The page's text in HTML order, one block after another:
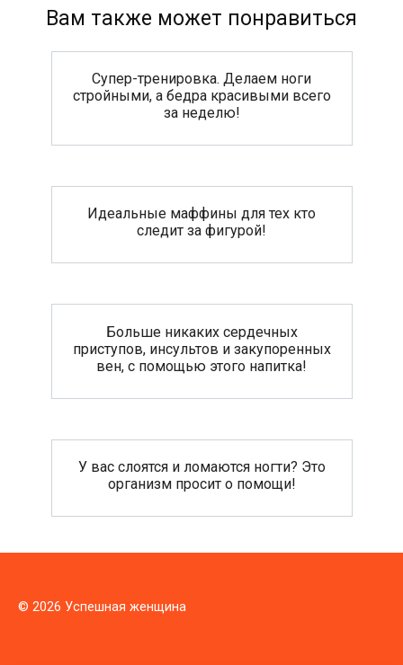
Вам также может понравиться
Супер-тренировка. Делаем ноги
стройными, а бедра красивыми всего
за неделю!
Идеальные маффины для тех кто
следит за фигурой!
Больше никаких сердечных
приступов, инсультов и закупоренных
вен, с помощью этого напитка!
У вас слоятся и ломаются ногти? Это
организм просит о помощи!
© 2026 Успешная женщина